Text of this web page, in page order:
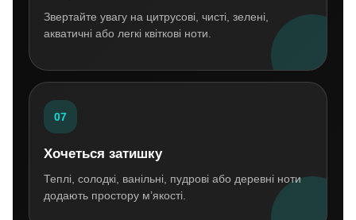
Звертайте увагу на цитрусові, чисті, зелені,
акватичні або легкі квіткові ноти.
07
Хочеться затишку
Теплі, солодкі, ванільні, пудрові або деревні ноти
додають простору м’якості.